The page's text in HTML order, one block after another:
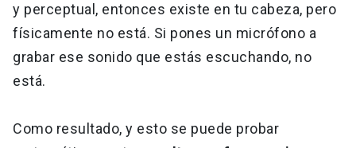
y perceptual, entonces existe en tu cabeza, pero
físicamente no está. Si pones un micrófono a
grabar ese sonido que estás escuchando, no
está.
Como resultado, y esto se puede probar